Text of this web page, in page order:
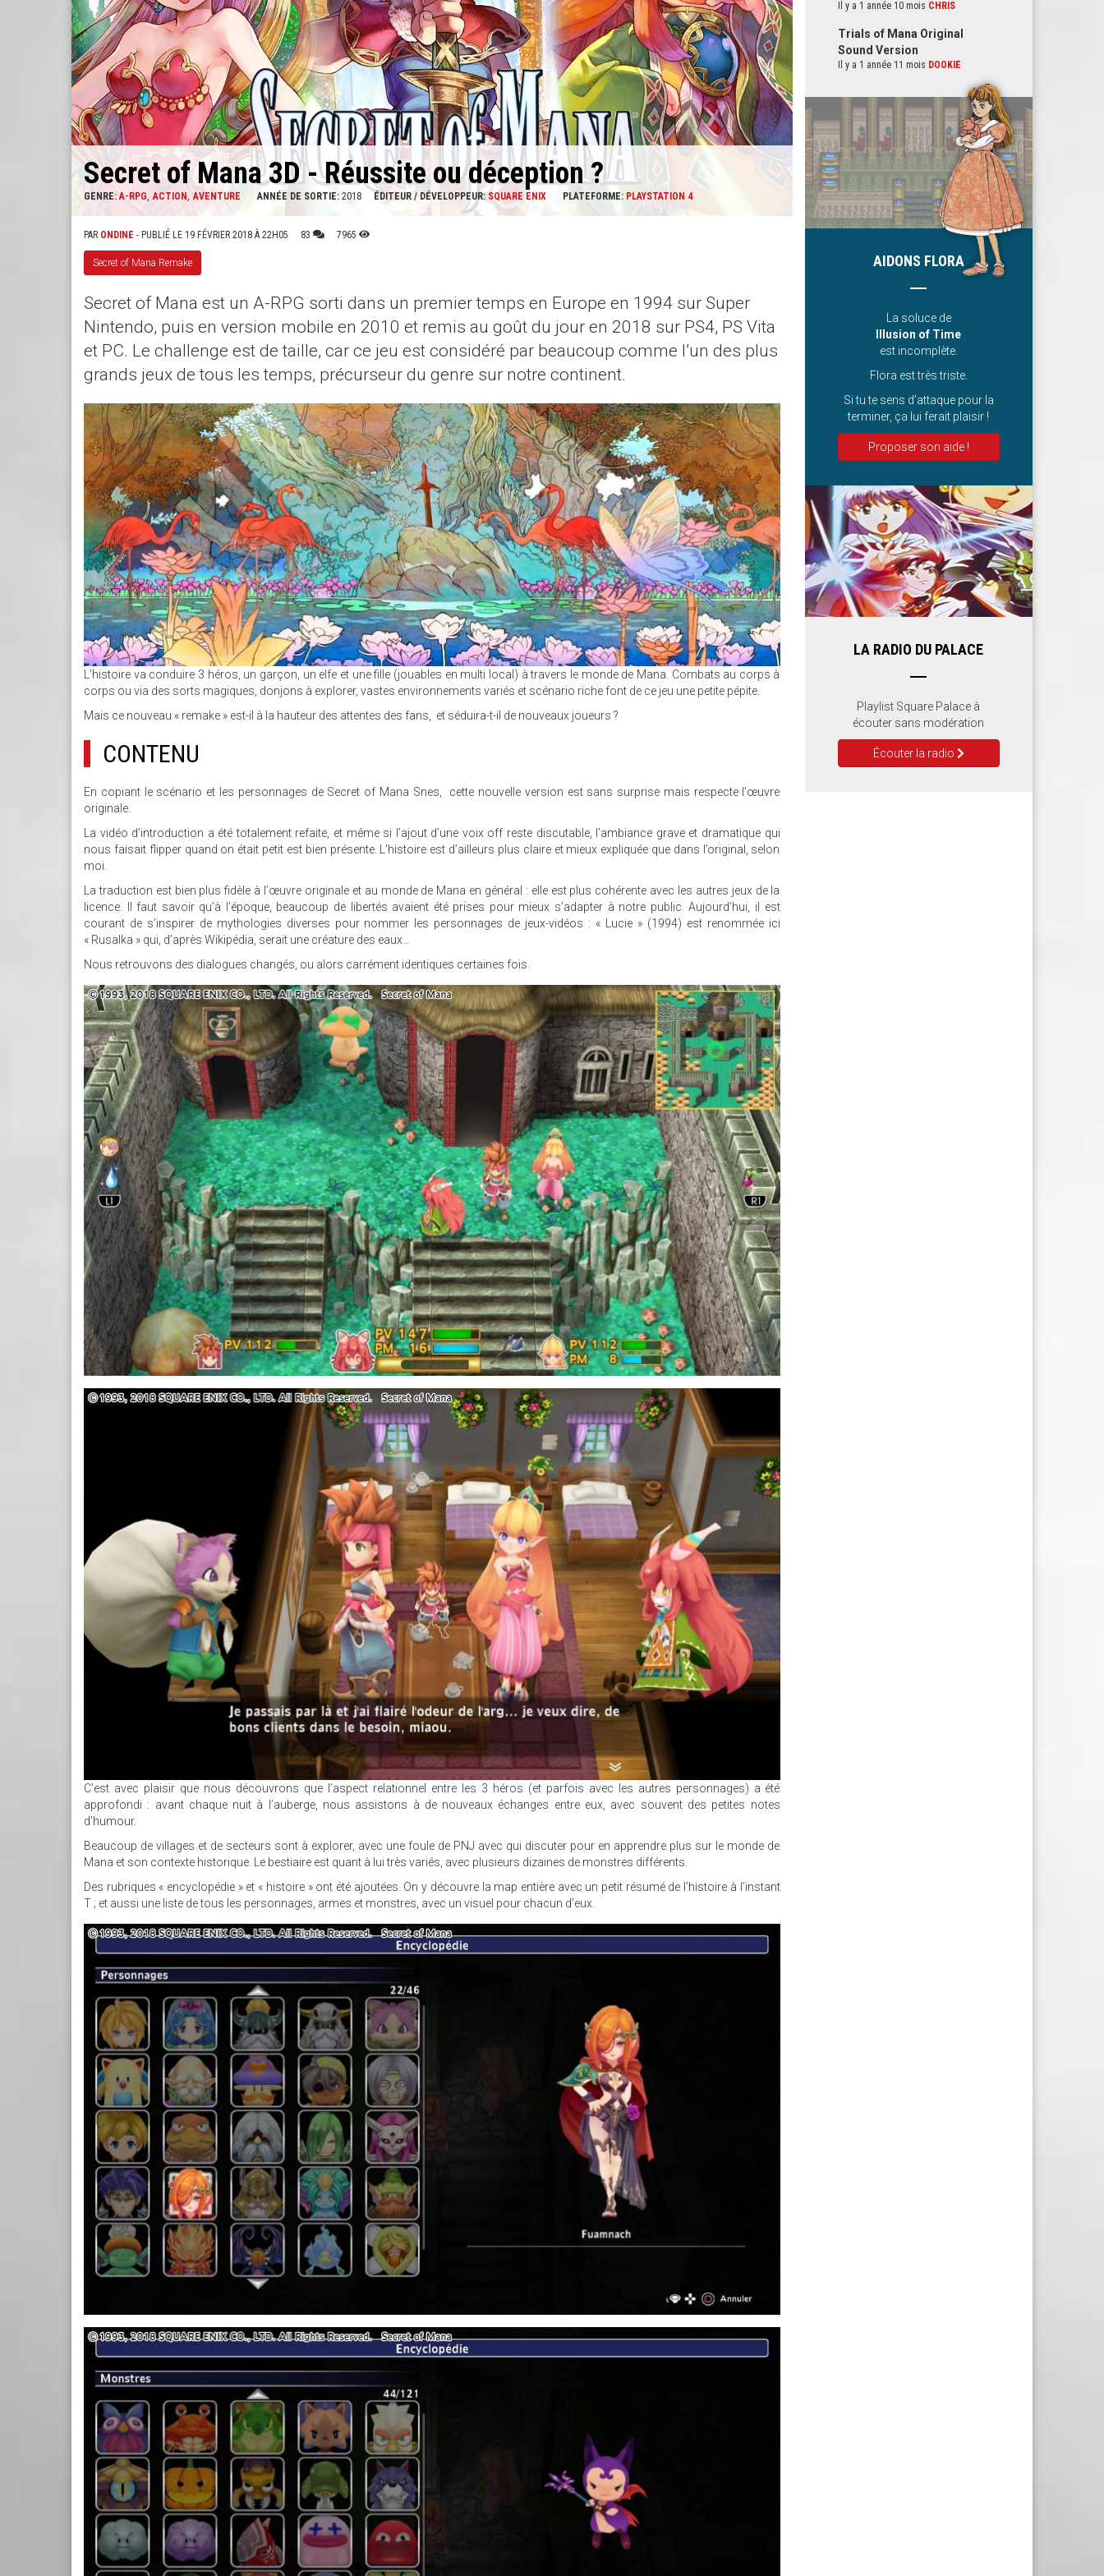
Secret of Mana 3D - Réussite ou déception ?
GENRE: A-RPG ACTION AVENTURE ANNÉE DE SORTIE: 2018 ÉDITEUR / DÉVELOPPEUR: SQUARE ENIX PLATEFORME: PLAYSTATION 4
PAR ONDINE - PUBLIÉ LE 19 FÉVRIER 2018 À 22H05 83 7965
Secret of Mana Remake
Secret of Mana est un A-RPG sorti dans un premier temps en Europe en 1994 sur Super
Nintendo, puis en version mobile en 2010 et remis au goût du jour en 2018 sur PS4, PS Vita
et PC. Le challenge est de taille, car ce jeu est considéré par beaucoup comme l’un des plus
grands jeux de tous les temps, précurseur du genre sur notre continent.
SANS_TITRE_.JPG
L’histoire va conduire 3 héros, un garçon, un elfe et une fille (jouables en multi local) à travers le monde de Mana. Combats au corps à
corps ou via des sorts magiques, donjons à explorer, vastes environnements variés et scénario riche font de ce jeu une petite pépite.
Mais ce nouveau « remake » est-il à la hauteur des attentes des fans, et séduira-t-il de nouveaux joueurs ?
CONTENU
En copiant le scénario et les personnages de Secret of Mana Snes, cette nouvelle version est sans surprise mais respecte l’œuvre
originale.
La vidéo d’introduction a été totalement refaite, et même si l’ajout d’une voix off reste discutable, l’ambiance grave et dramatique qui
nous faisait flipper quand on était petit est bien présente. L’histoire est d’ailleurs plus claire et mieux expliquée que dans l’original, selon
moi.
La traduction est bien plus fidèle à l’œuvre originale et au monde de Mana en général : elle est plus cohérente avec les autres jeux de la
licence. Il faut savoir qu’à l’époque, beaucoup de libertés avaient été prises pour mieux s’adapter à notre public. Aujourd’hui, il est
courant de s’inspirer de mythologies diverses pour nommer les personnages de jeux-vidéos : « Lucie » (1994) est renommée ici
« Rusalka » qui, d’après Wikipédia, serait une créature des eaux…
Nous retrouvons des dialogues changés, ou alors carrément identiques certaines fois.
26.JPG
25.JPG
C’est avec plaisir que nous découvrons que l’aspect relationnel entre les 3 héros (et parfois avec les autres personnages) a été
approfondi : avant chaque nuit à l’auberge, nous assistons à de nouveaux échanges entre eux, avec souvent des petites notes
d’humour.
Beaucoup de villages et de secteurs sont à explorer, avec une foule de PNJ avec qui discuter pour en apprendre plus sur le monde de
Mana et son contexte historique. Le bestiaire est quant à lui très variés, avec plusieurs dizaines de monstres différents.
Des rubriques « encyclopédie » et « histoire » ont été ajoutées. On y découvre la map entière avec un petit résumé de l’histoire à l’instant
T ; et aussi une liste de tous les personnages, armes et monstres, avec un visuel pour chacun d’eux.
3.JPG
8.JPG
Il y a 1 année 10 mois CHRIS
Trials of Mana Original
Sound Version
Il y a 1 année 11 mois DOOKIE
AIDONS FLORA
La soluce de
Illusion of Time
est incomplète.
Flora est très triste.
Si tu te sens d’attaque pour la
terminer, ça lui ferait plaisir !
Proposer son aide !
LA RADIO DU PALACE
Playlist Square Palace à
écouter sans modération
Écouter la radio